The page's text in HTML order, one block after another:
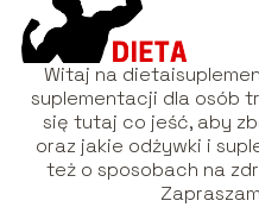
Witaj na
suplementacji dla osób
się tutaj co jeść, aby
oraz jakie odżywki i
też o sposobach na